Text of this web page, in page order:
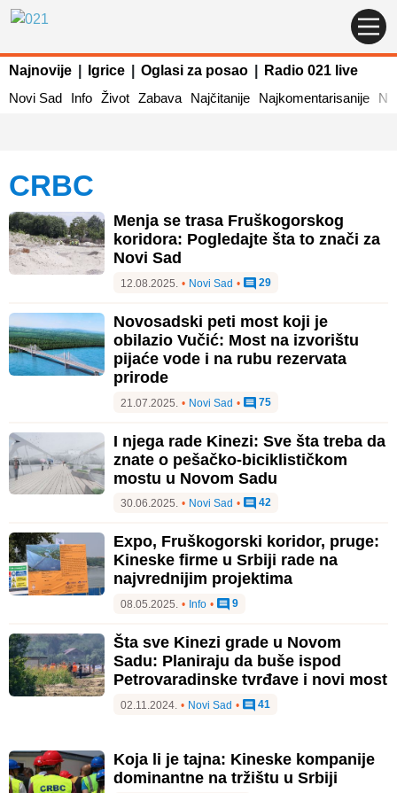
Najnovije Igrice Oglasi za posao
Radio 021 live
Novi Sad
Info Život Zabava Najčitanije Najkomentarisanije
CRBC
Menja se trasa Fruškogorskog
koridora: Pogledajte šta to znači za
Novi Sad
12.08.2025. • Novi Sad • 29
Novosadski peti most koji je
obilazio Vučić: Most na izvorištu
pijaće vode i na rubu rezervata
prirode
21.07.2025. • Novi Sad • 75
I njega rade Kinezi: Sve šta treba da
znate o pešačko-biciklističkom
mostu u Novom Sadu
30.06.2025. • Novi Sad • 42
Expo, Fruškogorski koridor, pruge:
Kineske firme u Srbiji rade na
najvrednijim projektima
08.05.2025. • Info • 9
Šta sve Kinezi grade u Novom
Sadu: Planiraju da buše ispod
Petrovaradinske tvrđave i novi most
02.11.2024. • Novi Sad • 41
Koja li je tajna: Kineske kompanije
dominantne na tržištu u Srbiji